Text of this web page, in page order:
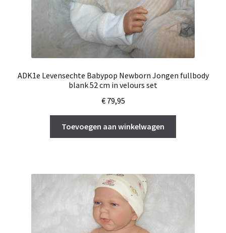
ADK1e Levensechte Babypop Newborn Jongen fullbody
blank 52 cm in velours set
€79,95
Toevoegen aan winkelwagen